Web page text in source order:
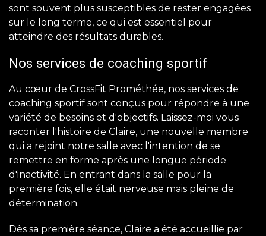
sont souvent plus susceptibles de rester engagées
sur le long terme, ce qui est essentiel pour
atteindre des résultats durables.
Nos services de coaching sportif
Au cœur de CrossFit Prométhée, nos services de
coaching sportif sont conçus pour répondre à une
variété de besoins et d'objectifs. Laissez-moi vous
raconter l'histoire de Claire, une nouvelle membre
qui a rejoint notre salle avec l'intention de se
remettre en forme après une longue période
d'inactivité. En entrant dans la salle pour la
première fois, elle était nerveuse mais pleine de
détermination.
Dès sa première séance, Claire a été accueillie par